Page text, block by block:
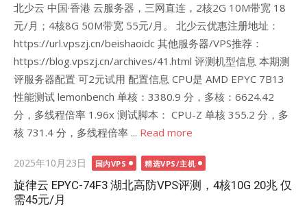
北少云 中国·香港 云服务器，三网直连，2核2G 10M带宽 18
元/月；4核8G 50M带宽 55元/月。 北少云优惠注册地址：
https://url.vpszj.cn/beishaoidc 其他服务器/VPS推荐：
https://blog.vpszj.cn/archives/41.html 评测机型信息 本期测
评服务器配置 可2元试用 配置信息 CPU是 AMD EPYC 7B13
性能测试 lemonbench 单核：3380.9 分，多核：6624.42
分，多线程倍率 1.96x 测试脚本： CPU-Z 单核 355.2 分，多
核 731.4 分，多线程倍率 ... Read more
Posted
on
2025年10月23日 国内VPS 精选VPS/主机
旋律云 EPYC-74F3 湖北高防VPS评测，4核10G 20兆 仅
需45元/月